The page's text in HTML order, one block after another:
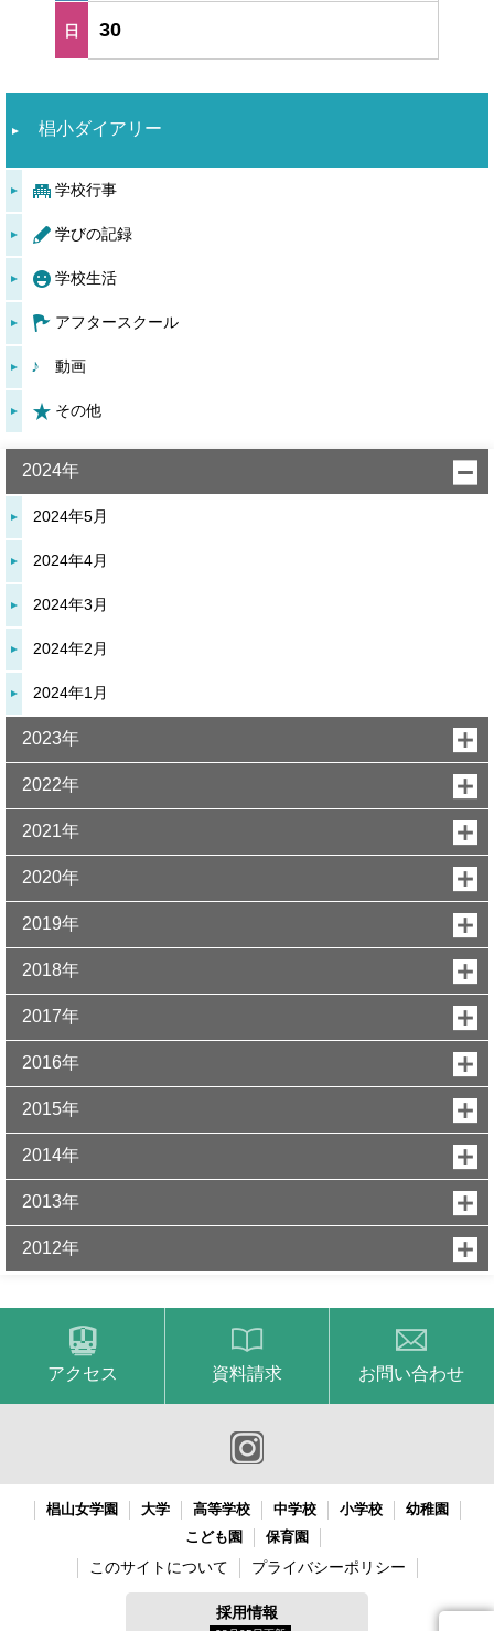
30
椙小ダイアリー
学校行事
学びの記録
学校生活
アフタースクール
動画
その他
2024年
2024年5月
2024年4月
2024年3月
2024年2月
2024年1月
2023年
2022年
2021年
2020年
2019年
2018年
2017年
2016年
2015年
2014年
2013年
2012年
アクセス 資料請求 お問い合わせ
椙山女学園 大学 高等学校 中学校 小学校
幼稚園
こども園
保育園
このサイトについて プライバシーポリシー
採用情報